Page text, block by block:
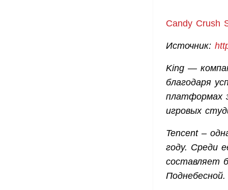
Candy Crush
Источник:
King —
благодаря
платформах
игровых
Tencent –
году. Среди
составляет
Поднебесной.